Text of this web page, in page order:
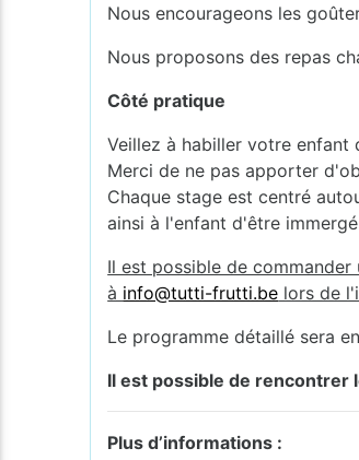
Nous encourageons les
Nous proposons des repas
Côté pratique
Veillez à habiller votre enfant
Merci de ne pas apporter
Chaque stage est centré
ainsi à l'enfant d'être
Il est possible de
à info@tutti-frutti.be lors de
Le programme détaillé sera
Il est possible de rencontrer
Plus d’informations :